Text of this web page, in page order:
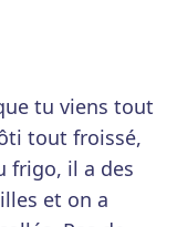
tu viens tout
tout froissé,
frigo, il a des
et on a